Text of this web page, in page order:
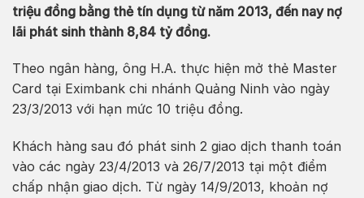
triệu đồng bằng thẻ tín dụng từ năm 2013, đến nay nợ
lãi phát sinh thành 8,84 tỷ đồng.
Theo ngân hàng, ông H.A. thực hiện mở thẻ Master
Card tại Eximbank chi nhánh Quảng Ninh vào ngày
23/3/2013 với hạn mức 10 triệu đồng.
Khách hàng sau đó phát sinh 2 giao dịch thanh toán
vào các ngày 23/4/2013 và 26/7/2013 tại một điểm
chấp nhận giao dịch. Từ ngày 14/9/2013, khoản nợ